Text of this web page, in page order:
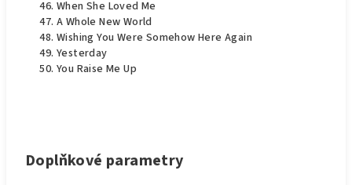
When She Loved Me
A Whole New World
Wishing You Were Somehow Here Again
Yesterday
You Raise Me Up
Doplňkové parametry